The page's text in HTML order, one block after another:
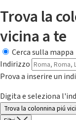
Trova la
vicina a te
Cerca sulla mappa
Indirizzo
Prova a inserire un
Digita e seleziona
Trova la colonnina piú